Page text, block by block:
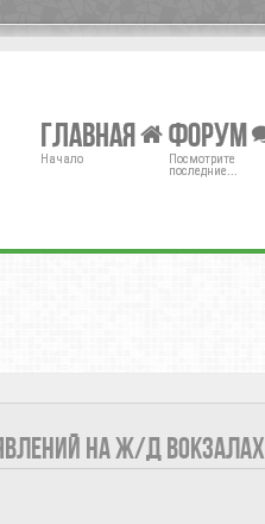
Главная
Начало
Форум
Посмотрите
последние...
НА Ж/Д ВОКЗАЛАХ